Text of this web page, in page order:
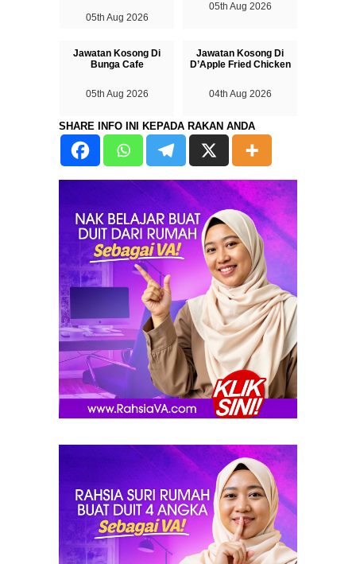
05th Aug 2026
05th Aug 2026
Jawatan Kosong Di
Bunga Cafe
05th Aug 2026
Jawatan Kosong Di
D’Apple Fried Chicken
04th Aug 2026
SHARE INFO INI KEPADA RAKAN ANDA